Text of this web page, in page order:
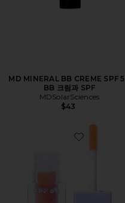
MD MINERAL BB CREME SPF
BB 크림과 SPF
MDSolarSciences
$43
Favorite